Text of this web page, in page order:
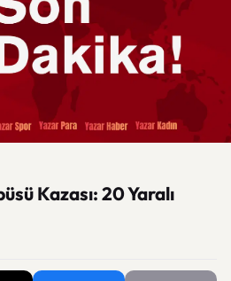
Kazası: 20 Yaralı